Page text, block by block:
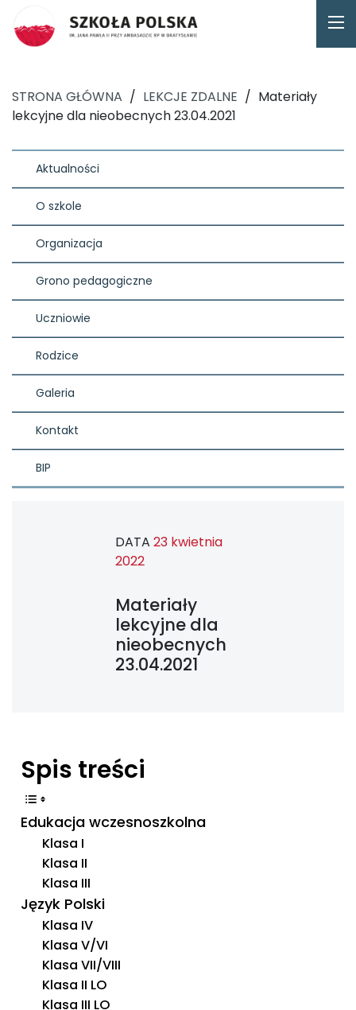
STRONA GŁÓWNA / LEKCJE ZDALNE / Materiały
lekcyjne dla nieobecnych 23.04.2021
Aktualności
O szkole
Organizacja
Grono pedagogiczne
Uczniowie
Rodzice
Galeria
Kontakt
BIP
DATA 23 kwietnia
2022
Materiały
lekcyjne dla
nieobecnych
23.04.2021
Spis treści
Edukacja wczesnoszkolna
Klasa I
Klasa II
Klasa III
Język Polski
Klasa IV
Klasa V/VI
Klasa VII/VIII
Klasa II LO
Klasa III LO